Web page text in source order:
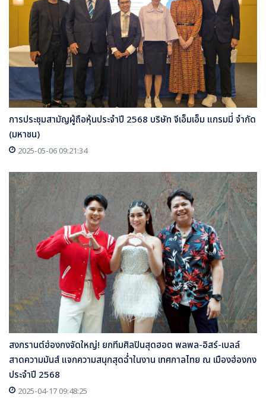
การประชุมสามัญผู้ถือหุ้นประจำปี 2568 บริษัท จีเอ็มเอ็ม แกรมมี่ จำกัด
(มหาชน)
2025-05-06 09:21:34
สงกรานต์ฮ่องกงจัดใหญ่! ยกทีมศิลปินสุดฮอต พลพล-อิสร์-เบลล์
สาดความมันส์ แจกความสนุกสุดฉ่ำในงาน เทศกาลไทย ณ เมืองฮ่องกง
ประจำปี 2568
2025-04-17 09:48:25